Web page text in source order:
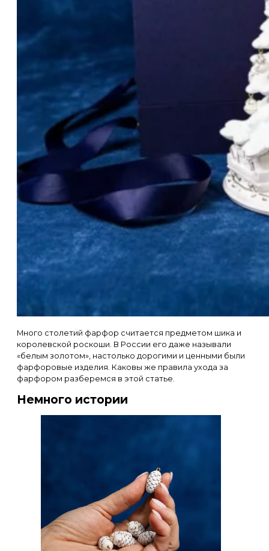
Много столетий фарфор считается предметом шика и
королевской роскоши. В России его даже называли
«белым золотом», настолько дорогими и ценными были
фарфоровые изделия. Каковы же правила ухода за
фарфором разберемся в этой статье.
Немного истории